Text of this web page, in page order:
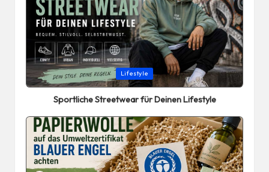
Posted
in
Lifestyle
Sportliche Streetwear für Deinen Lifestyle